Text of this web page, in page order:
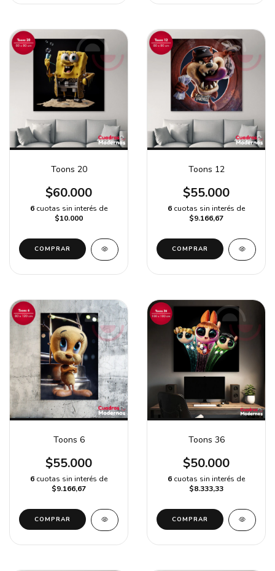
Toons 20
$60.000
6 cuotas sin interés de
$10.000
COMPRAR
Toons 12
$55.000
6 cuotas sin interés de
$9.166,67
COMPRAR
Toons 6
$55.000
6 cuotas sin interés de
$9.166,67
COMPRAR
Toons 36
$50.000
6 cuotas sin interés de
$8.333,33
COMPRAR